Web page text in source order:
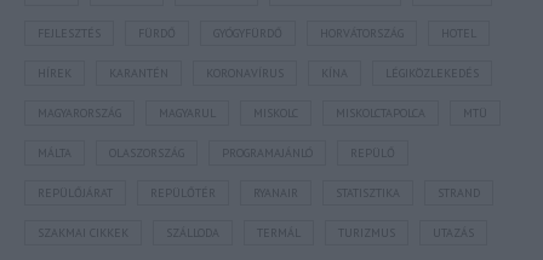
FEJLESZTÉS HORVÁTORSZÁG HOTEL
KARANTÉN LÉGIKÖZLEKEDÉS
MAGYARORSZÁG MISKOLCTAPOLCA MTÜ
MÁLTA OLASZORSZÁG
REPÜLŐJÁRAT REPÜLŐTÉR STATISZTIKA STRAND
SZAKMAI CIKKEK SZÁLLODA TERMÁL TURIZMUS UTAZÁS